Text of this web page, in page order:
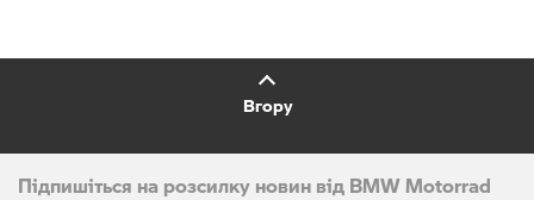
Вгору
Підпишіться на розсилку новин від BMW Motorrad